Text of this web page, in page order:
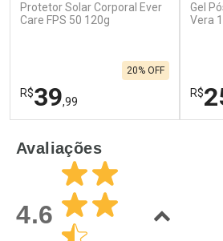
Protetor Solar Corporal Ever
Care FPS 50 120g
R$39,99
20% OFF
Laboratório
Por Menos
Gel
Vera
R$
Avaliações
4.6